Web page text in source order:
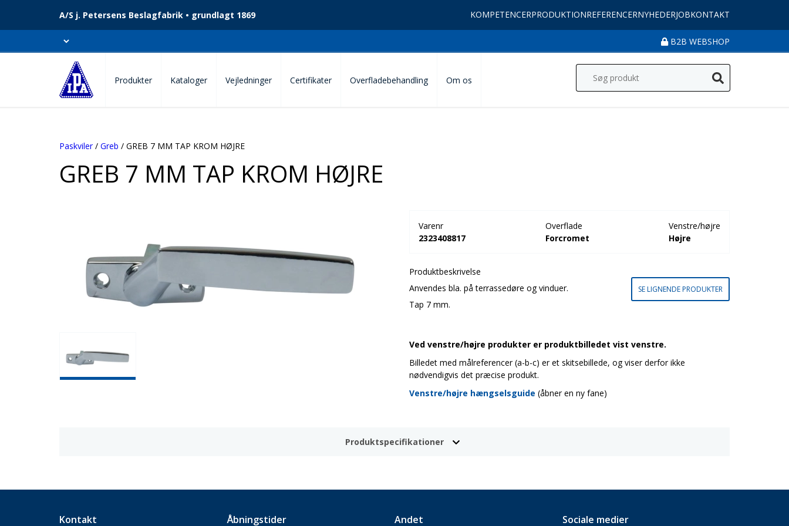
A/S j. Petersens Beslagfabrik • grundlagt 1869 KOMPETENCERPRODUKTIONREFERENCERNYHEDERJOBKONTAKT
B2B WEBSHOP
Produkter Kataloger Vejledninger Certifikater Overfladebehandling Om os
Paskviler/ Greb / GREB 7 MM TAP KROM HØJRE
GREB 7 MM TAP KROM HØJRE
Varenr
2323408817
Overflade
Forcromet
Venstre/højre
Højre
Produktbeskrivelse
Anvendes bla. på terrassedøre og vinduer.
Tap 7 mm.
SE LIGNENDE PRODUKTER
Ved venstre/højre produkter er produktbilledet vist venstre.
Billedet med målreferencer (a-b-c) er et skitsebillede, og viser derfor ikke
nødvendigvis det præcise produkt.
Venstre/højre hængselsguide (åbner en ny fane)
Produktspecifikationer
Kontakt Åbningstider Andet Sociale medier